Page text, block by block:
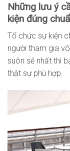
Những lưu ý
kiện đúng
Tổ chức sự kiện
người tham gia
suôn sẻ nhất thì
thật sự phù hợp.